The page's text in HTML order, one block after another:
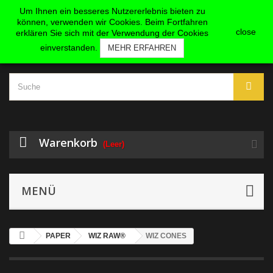
Um Ihnen ein besseres Nutzererlebnis bieten zu
können, verwenden wir Cookies. Beim Fortfahren
erklären Sie sich mit der Verwendung der Cookies
einverstanden.
MEHR ERFAHREN
close
KONTAKT
Warenkorb (Leer)
MENÜ
PAPER WIZ RAW® WIZ CONES